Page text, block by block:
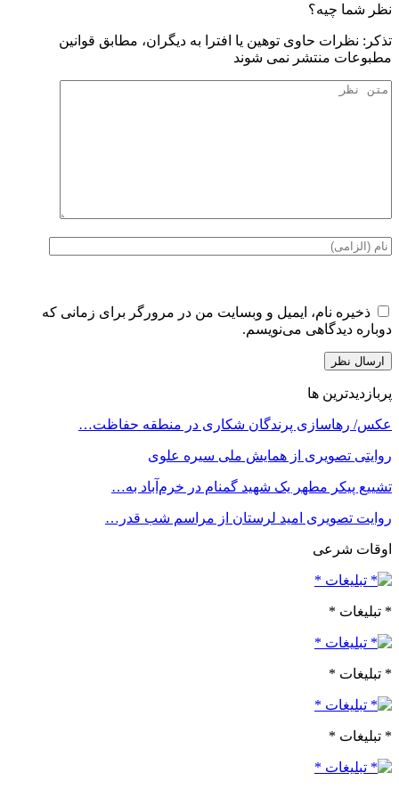
نظر شما چیه؟
تذكر: نظرات حاوی توهين يا افترا به ديگران، مطابق قوانين
مطبوعات منتشر نمی شوند
ذخیره نام، ایمیل و وبسایت من در مرورگر برای زمانی که
دوباره دیدگاهی می‌نویسم.
پربازدیدترین ها
عکس/ رهاسازی پرندگان شکاری در منطقه حفاظت…
روایتی تصویری از همایش ملی سیره علوی
تشییع پیکر مطهر یک شهید گمنام در خرم‌آباد به…
روایت تصویری امید لرستان از مراسم شب قدر…
اوقات شرعی
* تبلیغات *
* تبلیغات *
* تبلیغات *